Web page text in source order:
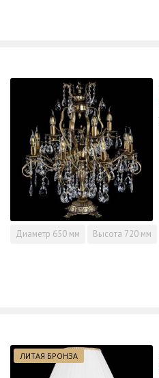
Диаметр 650 мм Высота 720 мм
ЛИТАЯ БРОНЗА